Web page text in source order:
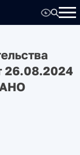
26.08.2024